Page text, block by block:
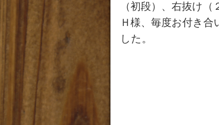
（初段）、右抜け
Ｈ様、毎度お付き
した。